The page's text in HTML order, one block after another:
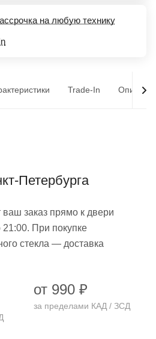
на любую технику
Trade-In
Петербурга
заказ прямо к двери
При покупке
стекла — доставка
от 990 ₽
за пределами КАД / ЗСД